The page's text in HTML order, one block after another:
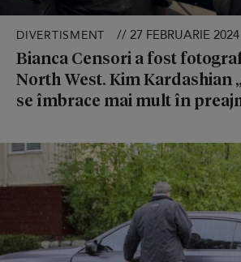
DIVERTISMENT // 27 FEBRUARIE 2024
Bianca Censori a fost
North West. Kim Kardashian
se îmbrace mai mult în